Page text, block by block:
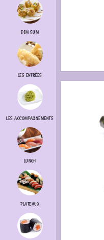
DIM SUM
LES ENTRÉES
LES ACCOMPAGNEMENTS
LUNCH
PLATEAUX